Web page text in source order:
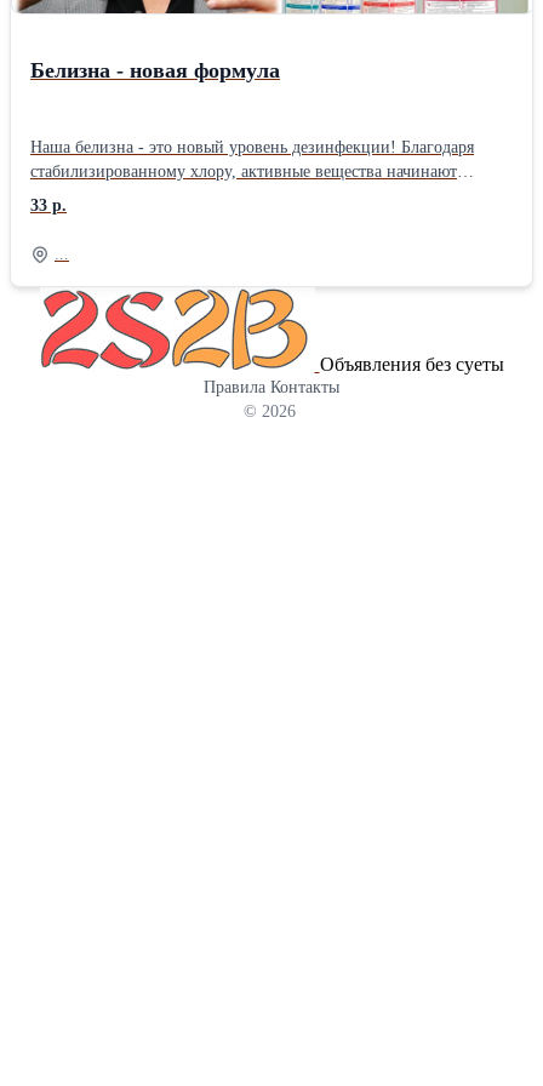
Белизна - новая формула
Наша белизна - это новый уровень дезинфекции! Благодаря
стабилизированному хлору, активные вещества начинают
действовать только при контакте с обрабатываемой
поверхностью, что обеспечивает целенаправленное и
эффективное очищение. Эта технология позволяет
минимизировать неприятный запах хлора в воздухе и избежать
раздражения слизистых носа и глаз. Почувствуйте разницу с
нашей безопасной и мощной белизной! Белизна Мягкий
отбеливатель 1%, 1л - 33 руб Белизна 2%, 1л - 39 руб. Белизна
Экстра 5%, 1л - 52 руб. Белизна 2%, 5л - 165 руб.
33 р.
Объявления без суеты
Правила Контакты
© 2026